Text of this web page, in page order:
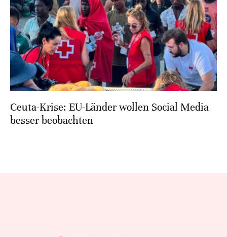
Ceuta-Krise: EU-Länder wollen Social Media
besser beobachten